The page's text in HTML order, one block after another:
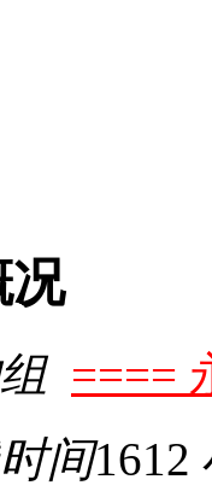
况
====
间1612